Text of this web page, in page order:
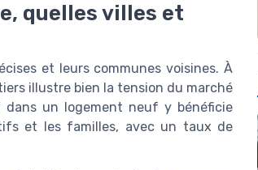
quelles villes et
et leurs communes voisines. À
illustre bien la tension du marché
un logement neuf y bénéficie
et les familles, avec un taux de